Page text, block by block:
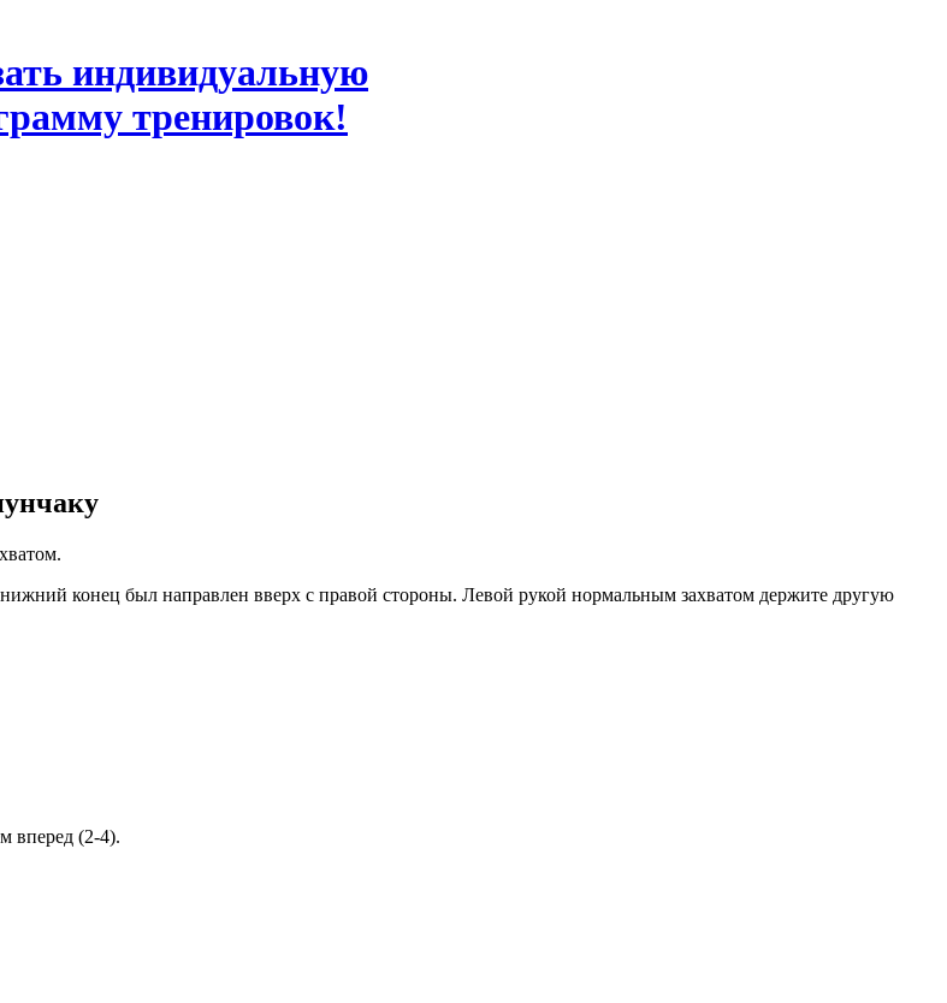
индивидуальную
тренировок!
конец был направлен вверх с правой стороны. Левой рукой нормальным захватом держите другую
вперед (2-4).